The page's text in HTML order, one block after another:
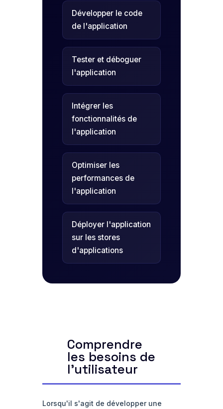
Développer le code
de l'application
Tester et déboguer
l'application
Intégrer les
fonctionnalités de
l'application
Optimiser les
performances de
l'application
Déployer l'application
sur les stores
d'applications
Comprendre
les besoins de
l'utilisateur
Lorsqu'il s'agit de développer une